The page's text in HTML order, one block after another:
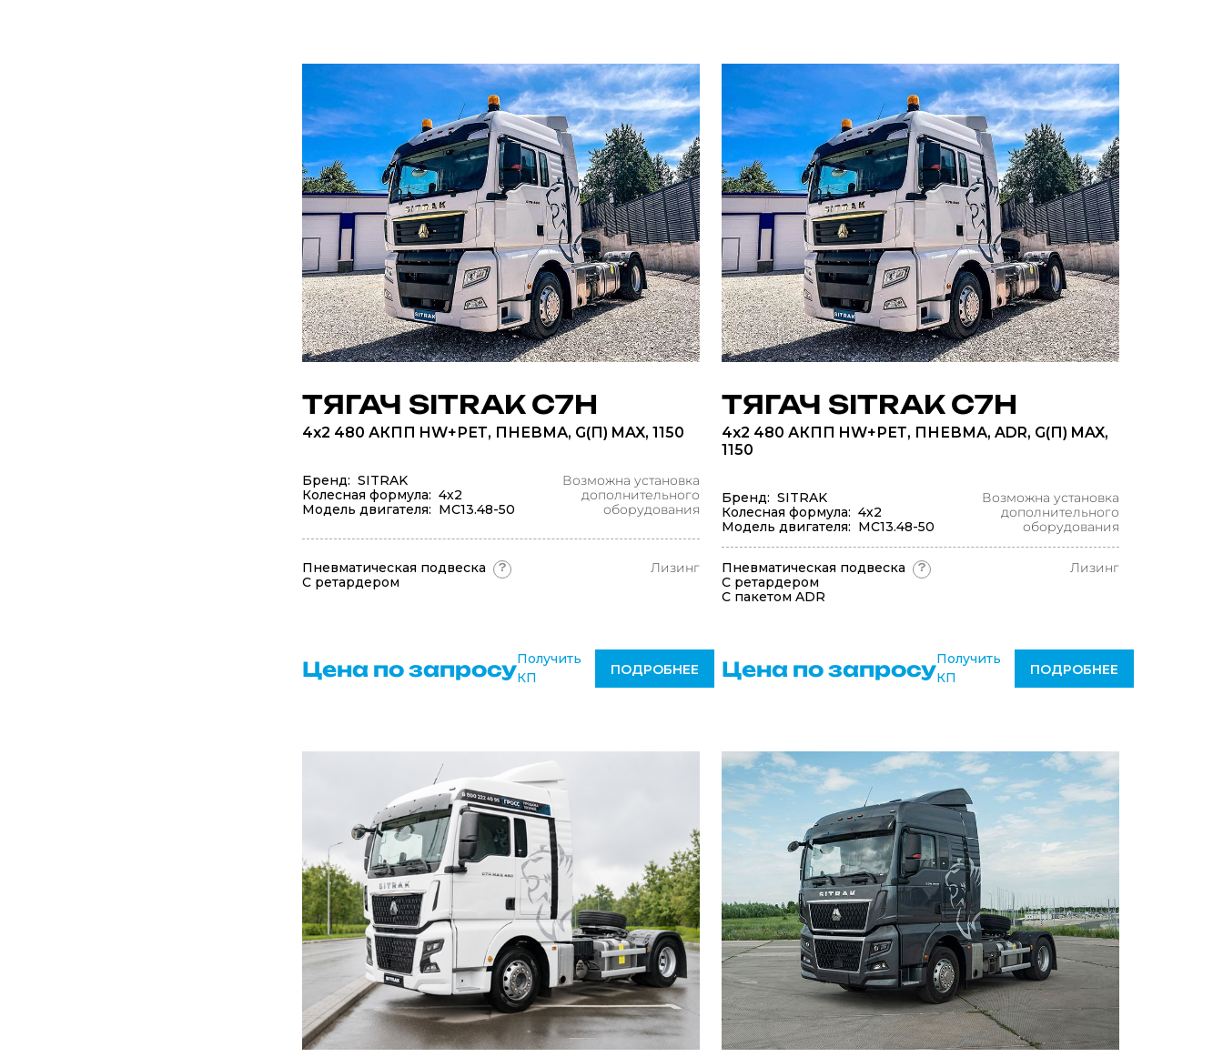
ТЯГАЧ SITRAK C7H
4x2 480 АКПП HW+РЕТ, ПНЕВМА, G(П) MAX, 1150
Бренд: SITRAK
Колесная формула: 4х2
Модель двигателя: МС13.48-50
Возможна установка
дополнительного
оборудования
Пневматическая подвеска
С ретардером
? Лизинг
Цена по запросуПолучить
КП
ПОДРОБНЕЕ
ТЯГАЧ SITRAK C7H
4x2 480 АКПП HW+РЕТ, ПНЕВМА, ADR, G(П) MAX,
1150
Бренд: SITRAK
Колесная формула: 4х2
Модель двигателя: МС13.48-50
Возможна установка
дополнительного
оборудования
Пневматическая подвеска
С ретардером
С пакетом ADR
? Лизинг
Цена по запросуПолучить
КП
ПОДРОБНЕЕ